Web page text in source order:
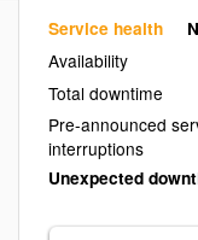
Service health
Availability
Total downtime
Pre-announced
interruptions
Unexpected